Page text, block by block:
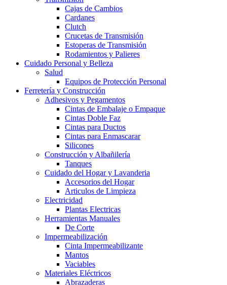
Cajas de Cambios
Cardanes
Clutch
Crucetas de Transmisión
Estoperas de Transmisión
Rodamientos y Palieres
Cuidado Personal y Belleza
Salud
Equipos de Protección Personal
Ferretería y Construcción
Adhesivos y Pegamentos
Cintas de Embalaje o Empaque
Cintas Doble Faz
Cintas para Ductos
Cintas para Enmascarar
Silicones
Construcción y Albañilería
Tanques
Cuidado del Hogar y Lavanderia
Accesorios del Hogar
Articulos de Limpieza
Electricidad
Plantas Electricas
Herramientas Manuales
De Corte
Impermeabilización
Cinta Impermeabilizante
Mantos
Vaciables
Materiales Eléctricos
Abrazaderas